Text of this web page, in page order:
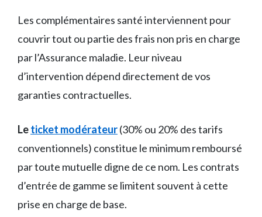
Les complémentaires santé interviennent pour
couvrir tout ou partie des frais non pris en charge
par l’Assurance maladie. Leur niveau
d’intervention dépend directement de vos
garanties contractuelles.
Leticket modérateur(30% ou 20% des tarifs
conventionnels) constitue le minimum remboursé
par toute mutuelle digne de ce nom. Les contrats
d’entrée de gamme se limitent souvent à cette
prise en charge de base.